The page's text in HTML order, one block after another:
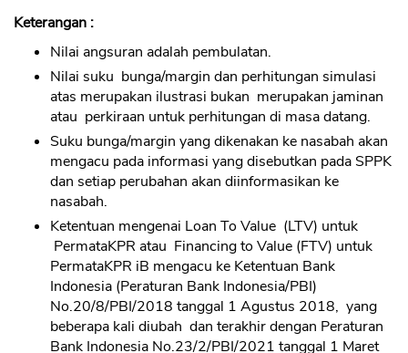
Keterangan :
Nilai angsuran adalah pembulatan.
Nilai suku bunga/margin dan perhitungan simulasi
atas merupakan ilustrasi bukan merupakan jaminan
atau perkiraan untuk perhitungan di masa datang.
Suku bunga/margin yang dikenakan ke nasabah akan
mengacu pada informasi yang disebutkan pada SPPK
dan setiap perubahan akan diinformasikan ke
nasabah.
Ketentuan mengenai Loan To Value (LTV) untuk
PermataKPR atau Financing to Value (FTV) untuk
PermataKPR iB mengacu ke Ketentuan Bank
Indonesia (Peraturan Bank Indonesia/PBI)
No.20/8/PBI/2018 tanggal 1 Agustus 2018, yang
beberapa kali diubah dan terakhir dengan Peraturan
Bank Indonesia No.23/2/PBI/2021 tanggal 1 Maret